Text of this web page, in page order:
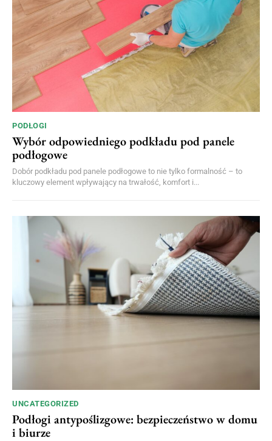
PODŁOGI
Wybór odpowiedniego podkładu pod panele
podłogowe
Dobór podkładu pod panele podłogowe to nie tylko formalność – to
kluczowy element wpływający na trwałość, komfort i...
UNCATEGORIZED
Podłogi antypoślizgowe: bezpieczeństwo w domu
i biurze